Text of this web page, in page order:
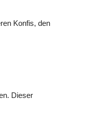
Konfis, den
Dieser